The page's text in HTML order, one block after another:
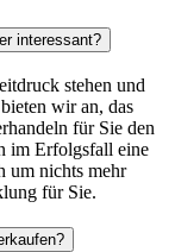
interessant?
stehen und
wir an, das
für Sie den
im Erfolgsfall eine
um nichts mehr
für Sie.